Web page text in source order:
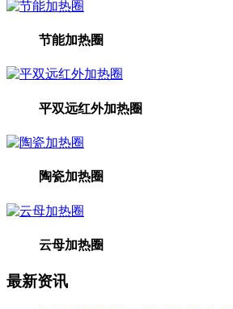
节能加热圈
平双远红外加热圈
陶瓷加热圈
云母加热圈
最新资讯